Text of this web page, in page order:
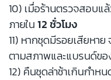
10) เมื่อร้านตรวจสอบแ
ภายใน12 ชั่วโมง
11) หากชุดมีรอยเสียหาย
ตามสภาพและแบรนด์ขอ
12) คืนชุดล่าช้าเกินกำห